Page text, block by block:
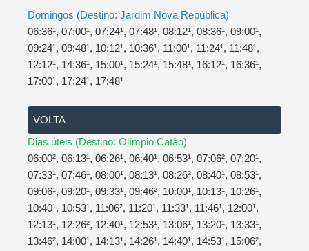
Domingos (Destino: Jardim Nova República)
06:36¹, 07:00¹, 07:24¹, 07:48¹, 08:12¹, 08:36¹, 09:00¹,
09:24¹, 09:48¹, 10:12¹, 10:36¹, 11:00¹, 11:24¹, 11:48¹,
12:12¹, 14:36¹, 15:00¹, 15:24¹, 15:48¹, 16:12¹, 16:36¹,
17:00¹, 17:24¹, 17:48¹
VOLTA
Dias úteis (Destino: Olímpio Catão)
06:00², 06:13¹, 06:26¹, 06:40¹, 06:53¹, 07:06², 07:20¹,
07:33¹, 07:46¹, 08:00¹, 08:13¹, 08:26², 08:40¹, 08:53¹,
09:06¹, 09:20¹, 09:33¹, 09:46², 10:00¹, 10:13¹, 10:26¹,
10:40¹, 10:53¹, 11:06², 11:20¹, 11:33¹, 11:46¹, 12:00¹,
12:13¹, 12:26², 12:40¹, 12:53¹, 13:06¹, 13:20¹, 13:33¹,
13:46², 14:00¹, 14:13¹, 14:26¹, 14:40¹, 14:53¹, 15:06²,